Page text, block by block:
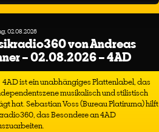
02.08.2026
von Andreas
– 02.08.2026 – 4AD
4AD ist ein unabhängiges Plattenlabel, das
musikalisch und stilistisch
hat. Sebastian Voss (Bureau Platiruma) hilft
das Besondere an 4AD